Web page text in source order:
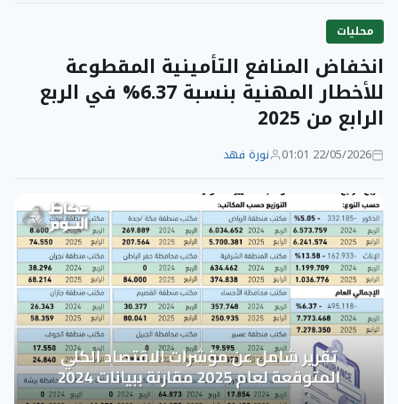
محليات
انخفاض المنافع التأمينية المقطوعة
للأخطار المهنية بنسبة 6.37% في الربع
الرابع من 2025
22/05/2026 01:01 نورة فهد